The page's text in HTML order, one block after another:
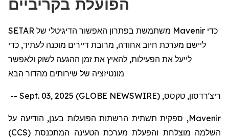
הפועלת בקריביים
SETAR משתמשת בפתרון האפשור הדיגיטלי של Mavenir כדי
ליישם מערכת חיוב אחודה, מרובת דיירים מוכנה לעתיד, כדי
לייעל את הפעילות, להאיץ את זמן ההגעה לשוק ולאפשר
מונטיזציה של שירותים מהדור הבא
ריצ'רדסון, טקסס, Sept. 03, 2025 (GLOBE NEWSWIRE) --
Mavenir, ספקית תשתית הרשתות הפועלות בענן, הודיעה על
השלמה מוצלחת והפעלת מערכת הטעינה המתכנסת (CCS
)